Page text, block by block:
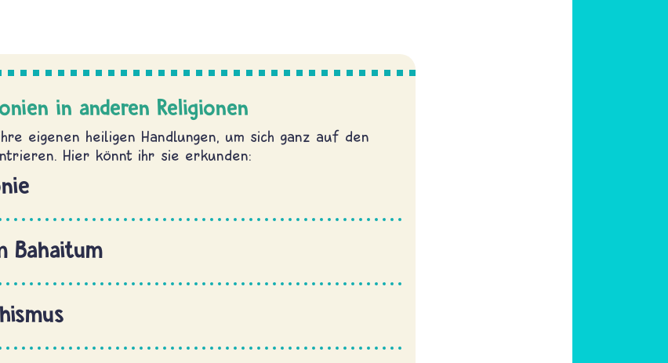
in anderen Religionen
eigenen heiligen Handlungen, um sich ganz auf den
Hier könnt ihr sie erkunden:
Bahaitum